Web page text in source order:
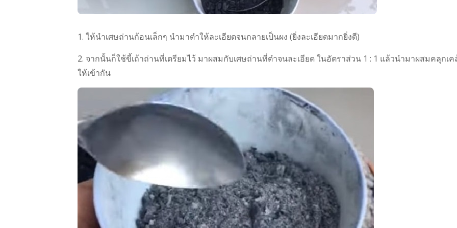
1. ให้นำเศษถ่านก้อนเล็กๆ นำมาตำให้ละเอียดจนกลายเป็นผง (ยิ่งละเอียดมากยิ่งดี)
2. จากนั้นก็ใช้ขี้เถ้าถ่านที่เตรียมไว้ มาผสมกับเศษถ่านที่ตำจนละเอียด ในอัตราส่วน 1 : 1 แล้วนำมาผสมคลุกเค
ให้เข้ากัน